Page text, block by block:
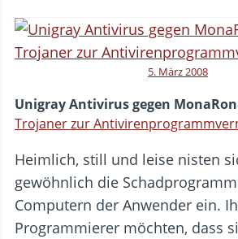
5. März 2008
Unigray Antivirus gegen
Trojaner zur
Heimlich, still und leise nisten
gewöhnlich die
Computern der Anwender ein.
Programmierer möchten, dass